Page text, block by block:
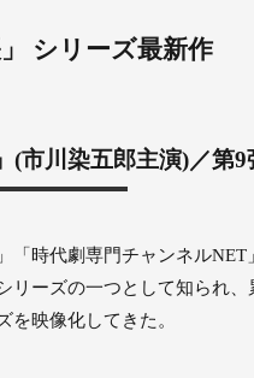
シリーズ最新作
市川染五郎主演)／第9
「時代劇専門チャンネル
リーズの一つとして知られ
を映像化してきた。